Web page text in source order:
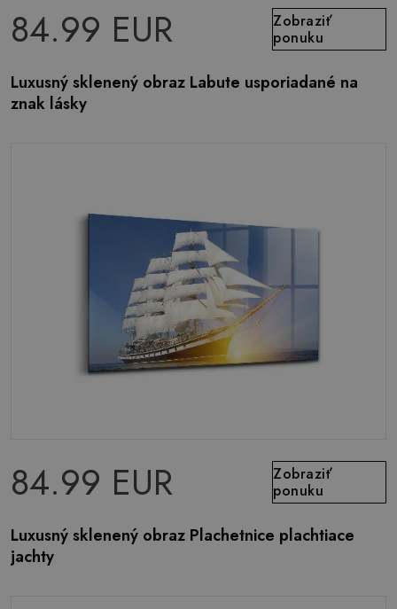
84.99 EUR
Zobraziť
ponuku
Luxusný sklenený obraz Labute usporiadané na
znak lásky
84.99 EUR
Zobraziť
ponuku
Luxusný sklenený obraz Plachetnice plachtiace
jachty